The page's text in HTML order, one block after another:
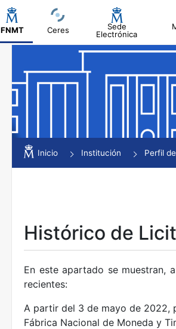
FNMT Ceres
Sede
Electrónica
Mostrar/Ocultar
Mostrar/Ocultar
Mostrar/Ocultar
Mostrar/Ocultar
Inicio Institución Perfil
Histórico de
En este apartado se muestran,
recientes:
A partir del 3 de mayo de 2022,
Fábrica Nacional de Moneda y